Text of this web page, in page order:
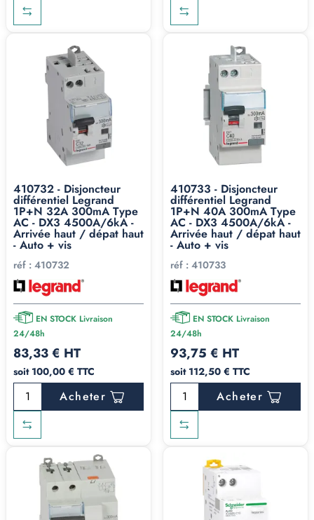
410732 - Disjoncteur
différentiel Legrand
1P+N 32A 300mA Type
AC - DX3 4500A/6kA -
Arrivée haut / dépat haut
- Auto + vis
réf : 410732
EN STOCK Livraison
24/48h
83,33 € HT
soit 100,00 € TTC
Acheter
410733 - Disjoncteur
différentiel Legrand
1P+N 40A 300mA Type
AC - DX3 4500A/6kA -
Arrivée haut / dépat haut
- Auto + vis
réf : 410733
EN STOCK Livraison
24/48h
93,75 € HT
soit 112,50 € TTC
Acheter